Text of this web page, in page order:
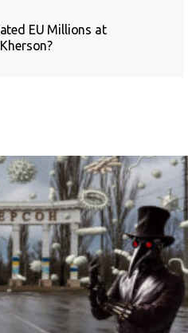
EU Millions at